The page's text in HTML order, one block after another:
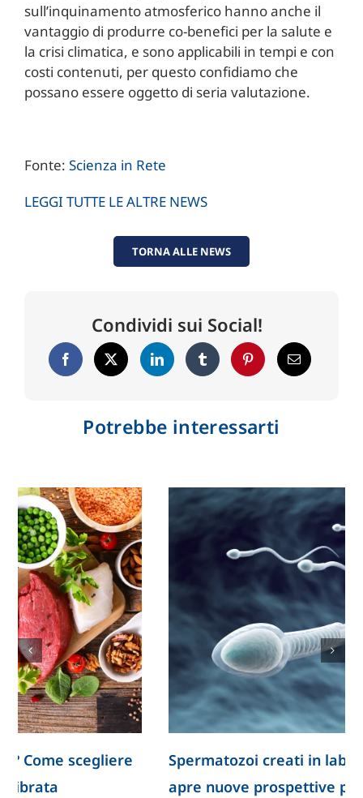
sull’inquinamento atmosferico hanno anche il
vantaggio di produrre co-benefici per la salute e
la crisi climatica, e sono applicabili in tempi e con
costi contenuti, per questo confidiamo che
possano essere oggetto di seria valutazione.
Fonte: Scienza in Rete
LEGGI TUTTE LE ALTRE NEWS
TORNA ALLE NEWS
Condividi sui Social!
Potrebbe interessarti
Spermatozoi creati in laboratorio: la ricerca
apre nuove prospettive per lo studio